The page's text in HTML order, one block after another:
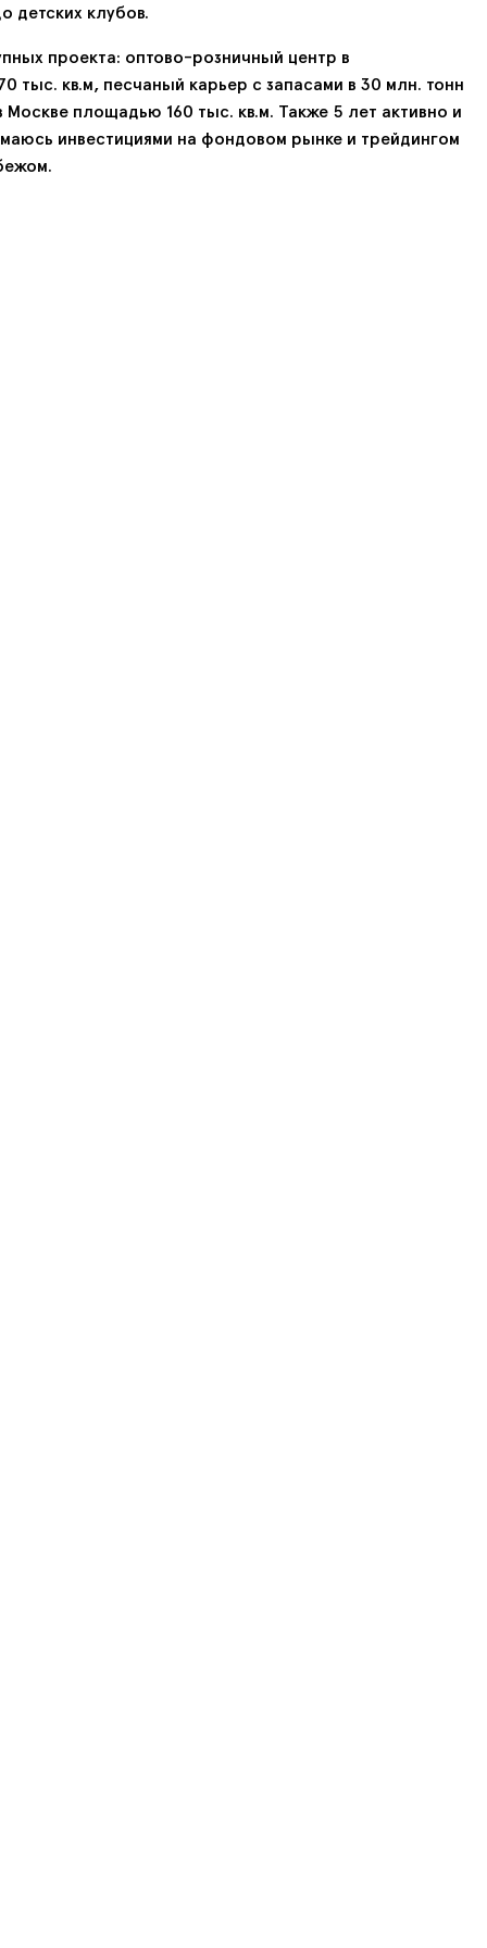
детских клубов.
проекта: оптово-розничный центр в
тыс. кв.м, песчаный карьер с запасами в 30 млн. тонн
Москве площадью 160 тыс. кв.м. Также 5 лет активно и
инвестициями на фондовом рынке и трейдингом